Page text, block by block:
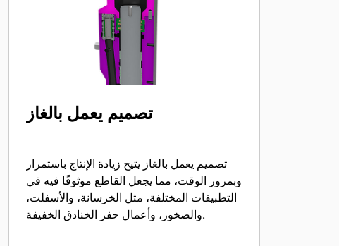
تصميم يعمل بالغاز
تصميم يعمل بالغاز يتيح زيادة الإنتاج باستمرار
وبمرور الوقت، مما يجعل القاطع موثوقًا فيه في
التطبيقات المختلفة، مثل الخرسانة، والأسفلت،
والصخور، وأعمال حفر الخنادق الخفيفة.